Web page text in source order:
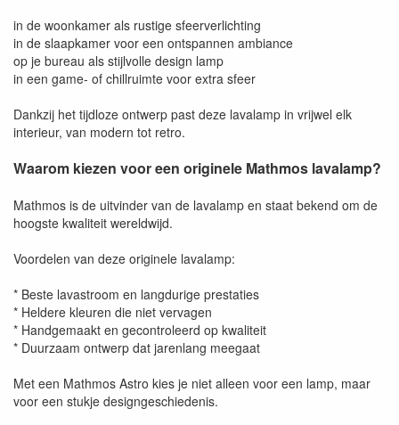
in de woonkamer als rustige sfeerverlichting
in de slaapkamer voor een ontspannen ambiance
op je bureau als stijlvolle design lamp
in een game- of chillruimte voor extra sfeer
Dankzij het tijdloze ontwerp past deze lavalamp in vrijwel elk
interieur, van modern tot retro.
Waarom kiezen voor een originele Mathmos lavalamp?
Mathmos is de uitvinder van de lavalamp en staat bekend om de
hoogste kwaliteit wereldwijd.
Voordelen van deze originele lavalamp:
* Beste lavastroom en langdurige prestaties
* Heldere kleuren die niet vervagen
* Handgemaakt en gecontroleerd op kwaliteit
* Duurzaam ontwerp dat jarenlang meegaat
Met een Mathmos Astro kies je niet alleen voor een lamp, maar
voor een stukje designgeschiedenis.